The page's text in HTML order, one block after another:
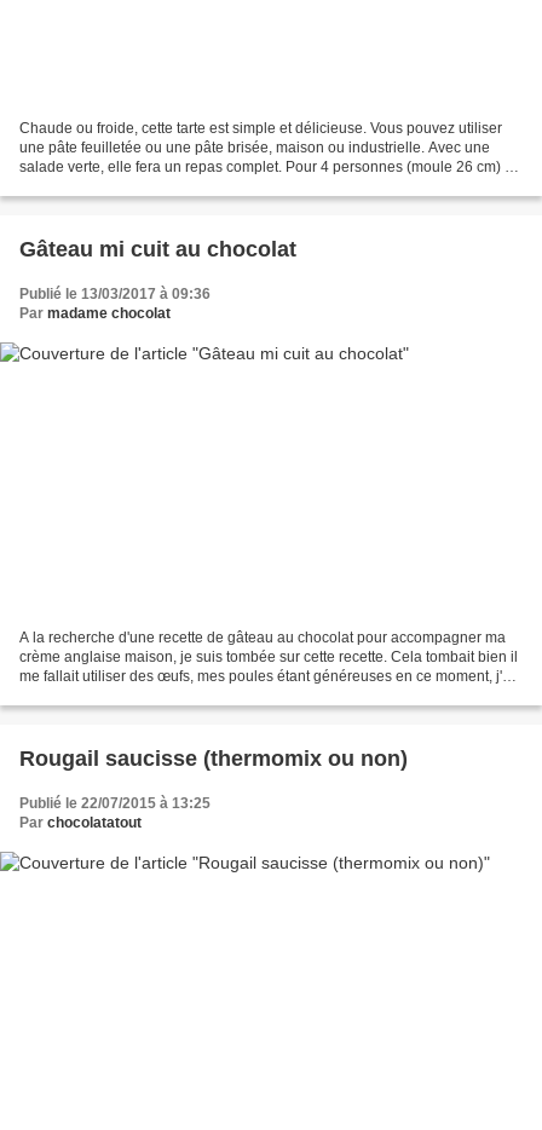
Chaude ou froide, cette tarte est simple et délicieuse. Vous pouvez utiliser
une pâte feuilletée ou une pâte brisée, maison ou industrielle. Avec une
salade verte, elle fera un repas complet. Pour 4 personnes (moule 26 cm) 1
Gâteau mi cuit au chocolat
Publié le 13/03/2017 à 09:36
Par madame chocolat
A la recherche d'une recette de gâteau au chocolat pour accompagner ma
crème anglaise maison, je suis tombée sur cette recette. Cela tombait bien il
me fallait utiliser des œufs, mes poules étant généreuses en ce moment, j'ai
Rougail saucisse (thermomix ou non)
Publié le 22/07/2015 à 13:25
Par chocolatatout